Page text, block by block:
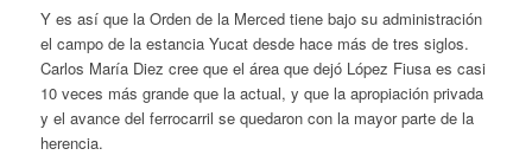
Y es así que la Orden de la Merced tiene bajo su administración
el campo de la estancia Yucat desde hace más de tres siglos.
Carlos María Diez cree que el área que dejó López Fiusa es casi
10 veces más grande que la actual, y que la apropiación privada
y el avance del ferrocarril se quedaron con la mayor parte de la
herencia.